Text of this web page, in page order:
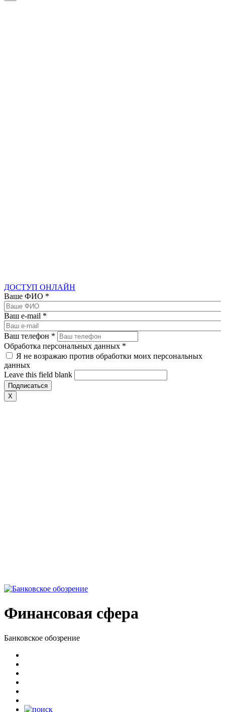
ДОСТУП ОНЛАЙН
Ваше ФИО *
Ваш e-mail *
Ваш телефон *
Обработка персональных данных *
Я не возражаю против обработки моих персональных
данных
Leave this field blank
X
Финансовая сфера
Банковское обозрение